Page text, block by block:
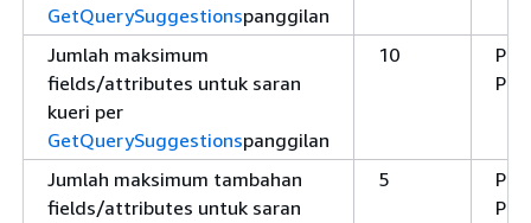
GetQuerySuggestionspanggilan
Jumlah maksimum
fields/attributes untuk saran
kueri per
GetQuerySuggestionspanggilan
10
Jumlah maksimum tambahan
fields/attributes untuk saran
5